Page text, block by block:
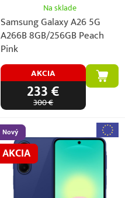
Na sklade
Samsung Galaxy A26 5G
A266B 8GB/256GB Peach
Pink
AKCIA
233 €
300 €
Nový
AKCIA